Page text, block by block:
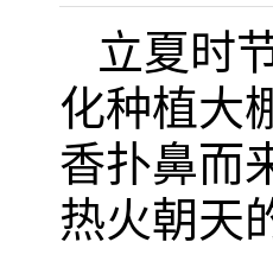
立夏时
化种植大
香扑鼻而
热火朝天